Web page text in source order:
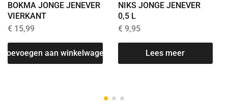
BOKMA JONGE JENEVER
VIERKANT
€ 15,99
Toevoegen aan winkelwagen
NIKS JONGE JENEVER
0,5 L
€9,95
Lees meer